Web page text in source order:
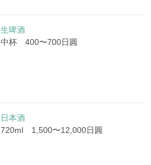
生啤酒
中杯 400〜700日圓
日本酒
720ml 1,500〜12,000日圓